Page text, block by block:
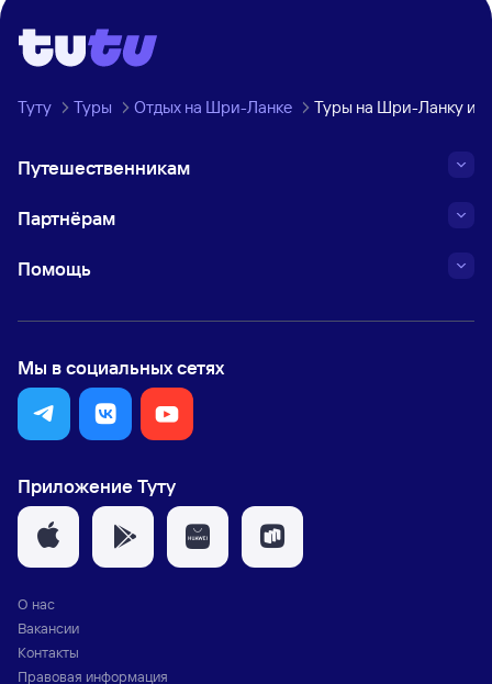
Туту Туры Отдых на Шри-Ланке Туры на Шри-Ланку из
Путешественникам
Партнёрам
Помощь
Мы в социальных сетях
Приложение Туту
О нас
Вакансии
Контакты
Правовая информация